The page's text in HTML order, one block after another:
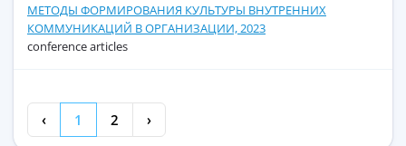
МЕТОДЫ ФОРМИРОВАНИЯ КУЛЬТУРЫ ВНУТРЕННИХ
КОММУНИКАЦИЙ В ОРГАНИЗАЦИИ, 2023
conference articles
‹ 1 2 ›